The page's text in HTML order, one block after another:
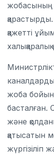
жобасының
қажетті
жоба
басталған.
және
қатысатын
жүргізіліп